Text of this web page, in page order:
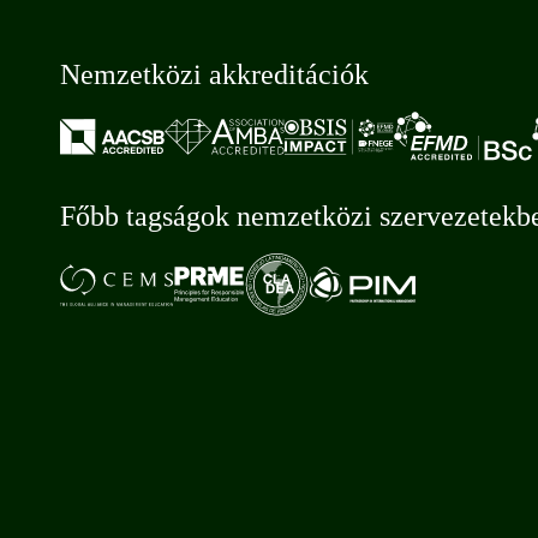
Nemzetközi akkreditációk
Főbb tagságok nemzetközi